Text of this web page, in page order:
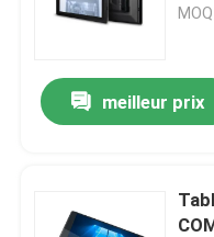
meilleur prix